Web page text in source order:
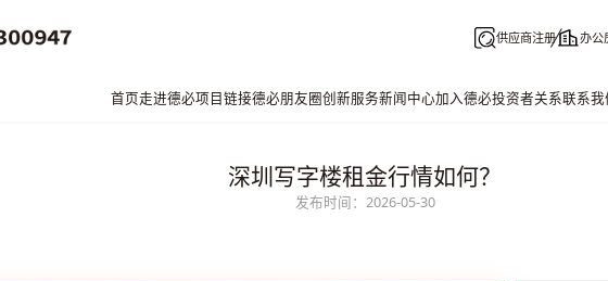
供应商注册 办公
首页走进德必项目链接德必朋友圈创新服务新闻中心加入德必投资者关系联系我
深圳写字楼租金行情如何？
发布时间：2026-05-30